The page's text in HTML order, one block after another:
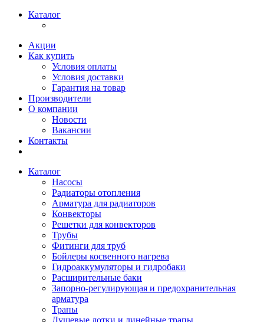
Каталог
Акции
Как купить
Условия оплаты
Условия доставки
Гарантия на товар
Производители
О компании
Новости
Вакансии
Контакты
Каталог
Насосы
Радиаторы отопления
Арматура для радиаторов
Конвекторы
Решетки для конвекторов
Трубы
Фитинги для труб
Бойлеры косвенного нагрева
Гидроаккумуляторы и гидробаки
Расширительные баки
Запорно-регулирующая и предохранительная
арматура
Трапы
Душевые лотки и линейные трапы